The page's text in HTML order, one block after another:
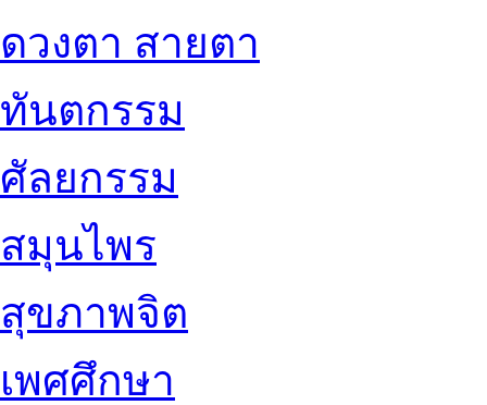
ดวงตา สายตา
ทันตกรรม
ศัลยกรรม
สมุนไพร
สุขภาพจิต
เพศศึกษา